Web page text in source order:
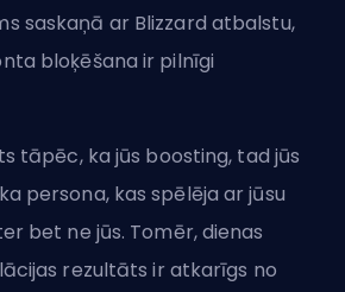
saskaņā ar Blizzard atbalstu,
bloķēšana ir pilnīgi
tāpēc, ka jūs boosting, tad jūs
persona, kas spēlēja ar jūsu
bet ne jūs. Tomēr, dienas
rezultāts ir atkarīgs no